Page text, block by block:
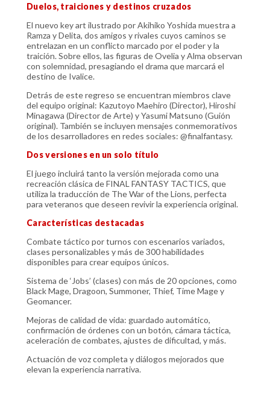
Duelos, traiciones y destinos cruzados
El nuevo key art ilustrado por Akihiko Yoshida muestra a
Ramza y Delita, dos amigos y rivales cuyos caminos se
entrelazan en un conflicto marcado por el poder y la
traición. Sobre ellos, las figuras de Ovelia y Alma observan
con solemnidad, presagiando el drama que marcará el
destino de Ivalice.
Detrás de este regreso se encuentran miembros clave
del equipo original: Kazutoyo Maehiro (Director), Hiroshi
Minagawa (Director de Arte) y Yasumi Matsuno (Guión
original). También se incluyen mensajes conmemorativos
de los desarrolladores en redes sociales: @finalfantasy.
Dos versiones en un solo título
El juego incluirá tanto la versión mejorada como una
recreación clásica de FINAL FANTASY TACTICS, que
utiliza la traducción de The War of the Lions, perfecta
para veteranos que deseen revivir la experiencia original.
Características destacadas
Combate táctico por turnos con escenarios variados,
clases personalizables y más de 300 habilidades
disponibles para crear equipos únicos.
Sistema de ‘Jobs’ (clases) con más de 20 opciones, como
Black Mage, Dragoon, Summoner, Thief, Time Mage y
Geomancer.
Mejoras de calidad de vida: guardado automático,
confirmación de órdenes con un botón, cámara táctica,
aceleración de combates, ajustes de dificultad, y más.
Actuación de voz completa y diálogos mejorados que
elevan la experiencia narrativa.